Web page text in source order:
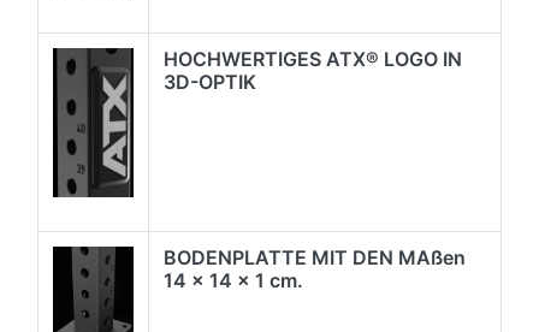
HOCHWERTIGES ATX® LOGO IN
3D-OPTIK
BODENPLATTE MIT DEN MAßen
14 x 14 x 1 cm.